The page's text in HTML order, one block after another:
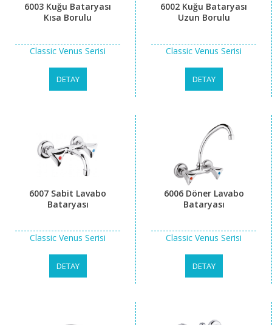
6003 Kuğu Bataryası
Kısa Borulu
Classic Venus Serisi
DETAY
6002 Kuğu Bataryası
Uzun Borulu
Classic Venus Serisi
DETAY
6007 Sabit Lavabo
Bataryası
Classic Venus Serisi
DETAY
6006 Döner Lavabo
Bataryası
Classic Venus Serisi
DETAY